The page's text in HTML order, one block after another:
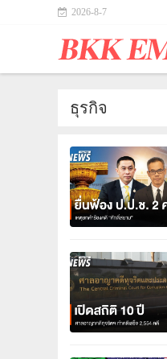
2026-8-7
ธุรกิจ